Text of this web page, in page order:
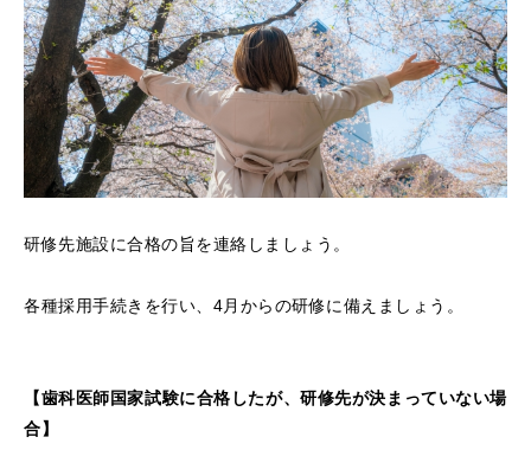
研修先施設に合格の旨を連絡しましょう。
各種採用手続きを行い、4月からの研修に備えましょう。
【歯科医師国家試験に合格したが、研修先が決まっていない場
合】